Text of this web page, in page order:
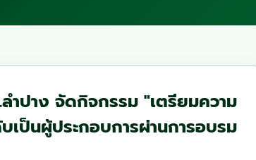
ำปาง จัดกิจกรรม "เตรียมความ
ป็นผู้ประกอบการผ่านการอบรม